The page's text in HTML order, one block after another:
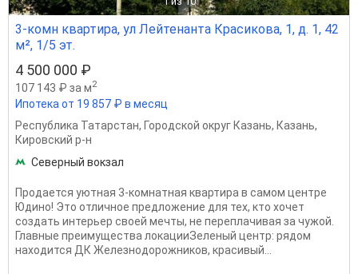
3-комн квартира, ул Лейтенанта Красикова, 1, д. 1, 42
м², 1/5 эт.
4 500 000 ₽
107 143 ₽ за м2
Ипотека от 19 857 ₽ в месяц
Республика Татарстан, Городской округ Казань, Казань,
Кировский р-н
Северный вокзал
Продается уютная 3-комнатная квартира в самом центре
Юдино! Это отличное предложение для тех, кто хочет
создать интерьер своей мечты, не переплачивая за чужой.
Главные преимущества локацииЗеленый центр: рядом
находится ДК Железнодорожников, красивый...